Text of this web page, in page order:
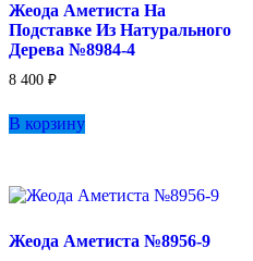
товара.
Жеода Аметиста На
Подставке Из Натурального
Дерева №8984-4
8 400 ₽
В корзину
Жеода Аметиста №8956-9